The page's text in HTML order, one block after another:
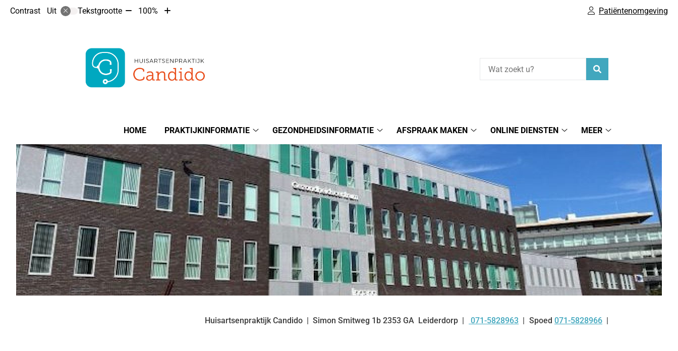
Contrast Uit Tekstgrootte Tekst100%
Tekst
Patiëntenomgeving
Hoofdmenu
HOME
PRAKTIJKINFORMATIE
GEZONDHEIDSINFORMATIE
submenu
AFSPRAAK MAKEN
ONLINE DIENSTEN
MEER
Huisartsenpraktijk Candido Simon Smitweg 1b 2353 GA Leiderdorp Tel:
071-5828963 Spoed 071-5828966